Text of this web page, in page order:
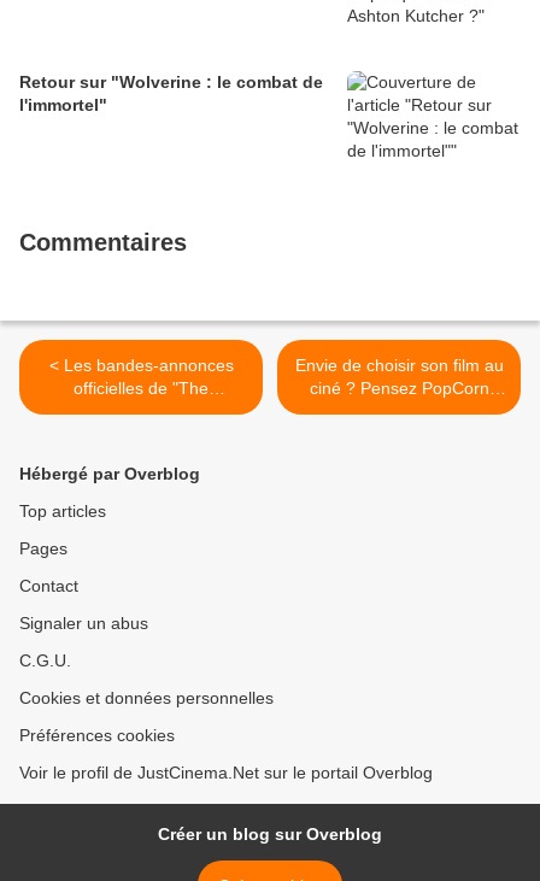
Retour sur "Wolverine : le combat de
l'immortel"
Commentaires
< Les bandes-annonces
officielles de "The
Avengers"
Envie de choisir son film au
ciné ? Pensez PopCorn
Project ! >
Hébergé par Overblog
Top articles
Pages
Contact
Signaler un abus
C.G.U.
Cookies et données personnelles
Préférences cookies
Voir le profil de JustCinema.Net sur le portail Overblog
Créer un blog sur Overblog